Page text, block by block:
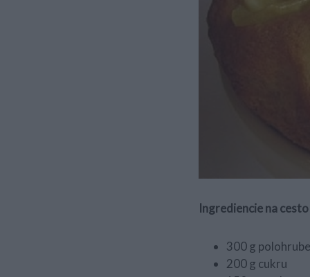
Ingrediencie na cesto
300 g
200 g cukru